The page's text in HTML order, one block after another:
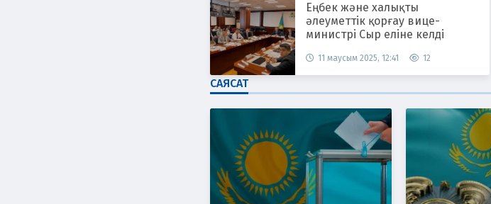
Еңбек және халықты
әлеуметтік қорғау вице-
министрі Сыр еліне келді
11 маусым 2025, 12:41 12
САЯСАТ